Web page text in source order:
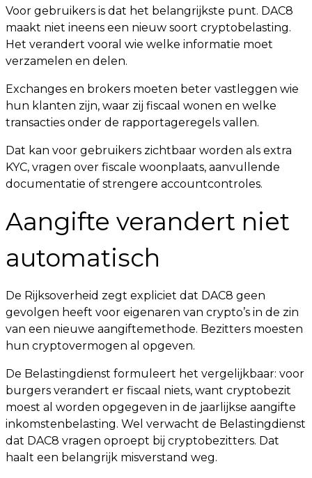
Voor gebruikers is dat het belangrijkste punt. DAC8
maakt niet ineens een nieuw soort cryptobelasting.
Het verandert vooral wie welke informatie moet
verzamelen en delen.
Exchanges en brokers moeten beter vastleggen wie
hun klanten zijn, waar zij fiscaal wonen en welke
transacties onder de rapportageregels vallen.
Dat kan voor gebruikers zichtbaar worden als extra
KYC, vragen over fiscale woonplaats, aanvullende
documentatie of strengere accountcontroles.
Aangifte verandert niet
automatisch
De Rijksoverheid zegt expliciet dat DAC8 geen
gevolgen heeft voor eigenaren van crypto’s in de zin
van een nieuwe aangiftemethode. Bezitters moesten
hun cryptovermogen al opgeven.
De Belastingdienst formuleert het vergelijkbaar: voor
burgers verandert er fiscaal niets, want cryptobezit
moest al worden opgegeven in de jaarlijkse aangifte
inkomstenbelasting. Wel verwacht de Belastingdienst
dat DAC8 vragen oproept bij cryptobezitters. Dat
haalt een belangrijk misverstand weg.